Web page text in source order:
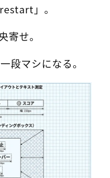
」。
寄せ。
段マシになる。